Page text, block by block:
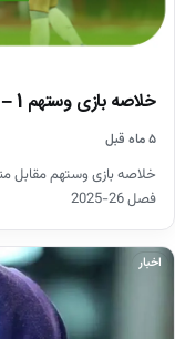
خلاصه بازی وستهم 1 – 1 منچسترسیتی (لیگ برتر انگلیس)
۵ ماه قبل
خلاصه بازی وستهم مقابل
فصل 26-2025
اخبار